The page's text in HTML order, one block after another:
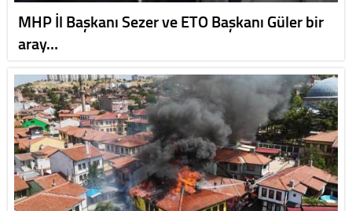
MHP İl Başkanı Sezer ve ETO Başkanı Güler bir
aray…